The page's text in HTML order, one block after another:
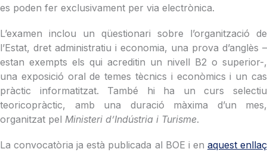
es poden fer exclusivament per via electrònica.
L’examen inclou un qüestionari sobre l’organització de
l’Estat, dret administratiu i economia, una prova d’anglès –
estan exempts els qui acreditin un nivell B2 o superior-,
una exposició oral de temes tècnics i econòmics i un cas
pràctic informatitzat. També hi ha un curs selectiu
teoricopràctic, amb una duració màxima d’un mes,
organitzat pel Ministeri d’Indústria i Turisme.
La convocatòria ja està publicada al BOE i en aquest enllaç